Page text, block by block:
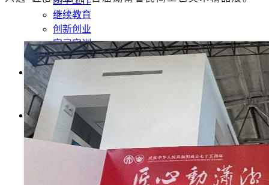
继续教育
创新创业
实习实训
招生就业
党建工作
党建特色
招生就业